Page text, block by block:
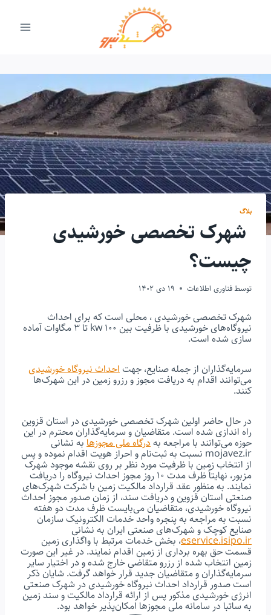
بلاگ
شهرک تخصصی خورشیدی
چیست؟
توسط فناوری اطلاعات 19 دی 1402
شهرک تخصصی خورشیدی ، محلی است که برای احداث
نیروگاه‌های خورشیدی با ظرفیت بین ۱۰۰ kw تا ۳ مگاوات آماده
سازی شده است.
سرمایه‌گذاران از جمله صنایع، جهتاحداث نیروگاه خورشیدی
می‌توانند اقدام به دریافت مجوز و رزرو زمین در این شهرک‌ها
کنند.
در حال حاضر اولین شهرک تخصصی خورشیدی در استان قزوین
راه اندازی شده است. متقاضیان و سرمایه‌گذاران محترم در این
حوزه می‌توانند با مراجعه بهدرگاه ملی مجوزها به نشانی
mojavez.ir نسبت به ثبت‌نام و احراز هویت اقدام نموده و پس
از انتخاب زمین با ظرفیت مورد نظر بر روی نقشه موجود شهرک
مزبور، نهایتاً ظرف مدت 10 روز مجوز احداث نیروگاه را دریافت
نمایند. به منظور عقد قرارداد مالکیت زمین با شرکت شهرک‌های
صنعتی استان قزوین و دریافت سند، از زمان صدور مجوز احداث
نیروگاه خورشیدی، متقاضیان می‌بایست ظرف مدت دو هفته
نسبت به مراجعه به پنجره واحد خدمات الکترونیک سازمان
صنایع کوچک و شهرک‌های صنعتی ایران به نشانی
eservice.isipo.ir، بخش خدمات مرتبط با واگذاری زمین
قسمت حق بهره برداری از زمین اقدام نمایند. در غیر این صورت
زمین انتخاب شده از رزرو متقاضی خارج شده و در اختیار سایر
سرمایه‌گذاران و متقاضیان جدید قرار خواهد گرفت. شایان ذکر
است صدور قرارداد احداث نیروگاه خورشیدی در شهرک صنعتی
انرژی خورشیدی مذکور پس از ارائه قرارداد مالکیت و سند زمین
به ساتبا در سامانه ملی مجوزها امکان‌پذیر خواهد بود.